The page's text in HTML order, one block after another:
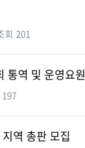
회 201
통역 및 운영요원
197
역 총판 모집